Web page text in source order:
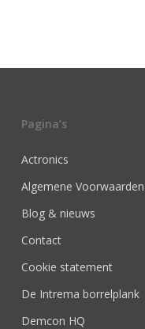
Pagina’s
Actronics
Algemene Voorwaarden
Blog & nieuws
Contact
Cookie statement
De Intrema borrelplank
Demcon HQ